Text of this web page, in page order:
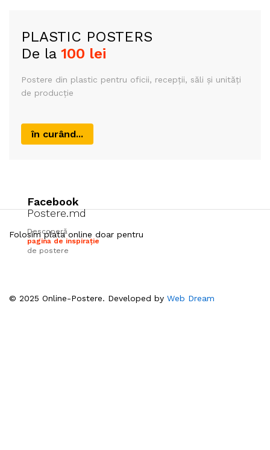
PLASTIC POSTERS
De la 100 lei
Postere din plastic pentru oficii, recepții, săli și unități
de producție
în curând...
Facebook
Postere.md
Descoperă
pagina de inspirație
de postere
© 2025 Online-Postere. Developed by Web Dream
Folosim plata online doar pentru